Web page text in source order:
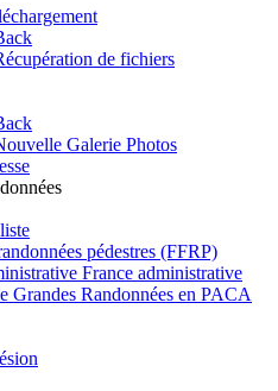
de fichiers
Galerie Photos
pédestres (FFRP)
France administrative
Grandes Randonnées en PACA